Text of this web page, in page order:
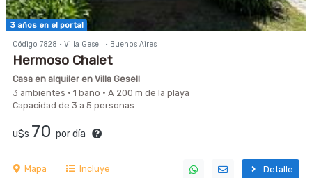
3 años en el portal
Código 7828 · Villa Gesell · Buenos Aires
Hermoso Chalet
Casa en alquiler en Villa Gesell
3 ambientes · 1 baño · A 200 m de la playa
Capacidad de 3 a 5 personas
u$s 70 por día
Mapa Incluye Detalle